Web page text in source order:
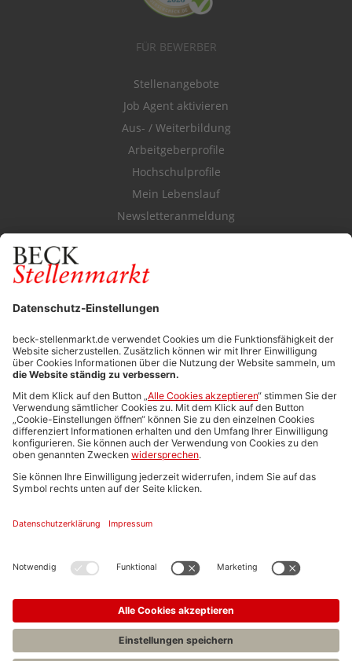
FÜR BEWERBER
Stellenangebote
Job Agent aktivieren
Aus- / Weiterbildung
Arbeitgeberprofile
Hochschulprofile
Mein Lebenslauf
Newsletteranmeldung
Durchsuchen Sie den Stellenkatalog
FÜR ARBEITGEBER
Stellenmarktpreise
Anzeigen-AGB
Media-Daten
Newsletteranmeldung
Produktübersicht
ALLGEMEIN
FAQs
Impressum
Stellenangebote C.H.BECK